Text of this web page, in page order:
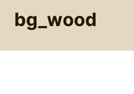
bg_wood